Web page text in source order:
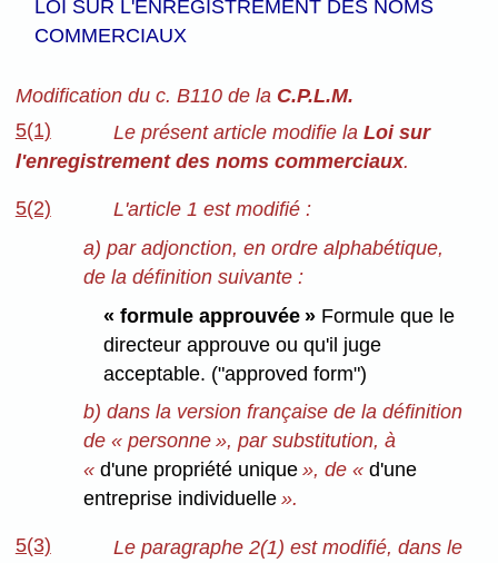
LOI SUR L'ENREGISTREMENT DES NOMS
COMMERCIAUX
Modification du c. B110 de la C.P.L.M.
5(1)
Le présent article modifie la Loi sur
l'enregistrement des noms commerciaux.
5(2)
L'article 1 est modifié :
a) par adjonction, en ordre alphabétique,
de la définition suivante :
« formule approuvée »Formule que le
directeur approuve ou qu'il juge
acceptable. ("approved form")
b) dans la version française de la définition
de « personne », par substitution, à
«d'une propriété unique », de «d'une
entreprise individuelle ».
5(3)
Le paragraphe 2(1) est modifié, dans le